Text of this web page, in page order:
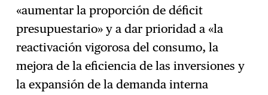
«aumentar la proporción de déficit
presupuestario» y a dar prioridad a «la
reactivación vigorosa del consumo, la
mejora de la eficiencia de las inversiones y
la expansión de la demanda interna